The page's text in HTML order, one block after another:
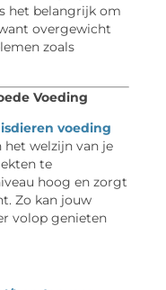
het belangrijk om
overgewicht
zoals
Voeding
voeding
het welzijn van je
te
hoog en zorgt
Zo kan jouw
volop genieten